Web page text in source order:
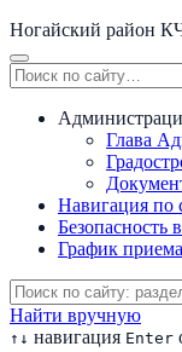
Ногайский район
Глава
Навигация по
Безопасность
График приема
Найти вручную
↑ ↓ навигация Enter